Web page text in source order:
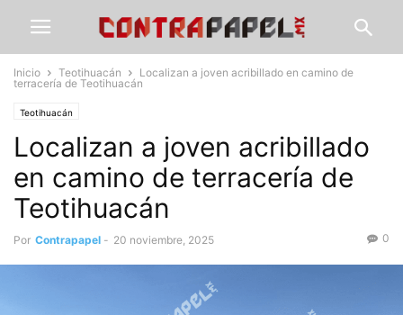
Inicio Teotihuacán
Localizan a joven acribillado en camino de
terracería de Teotihuacán
Teotihuacán
Localizan a joven acribillado
en camino de terracería de
Teotihuacán
Por Contrapapel - 20 noviembre, 2025 0